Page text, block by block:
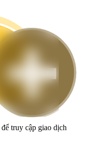
để truy cập giao dịch